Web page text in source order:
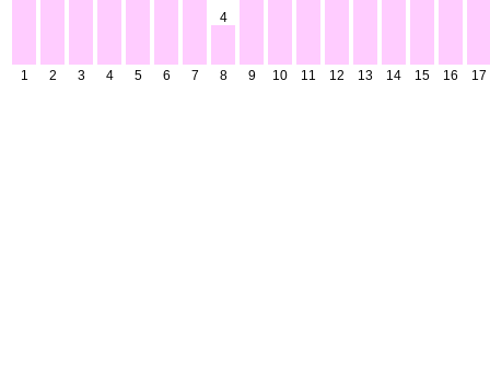
1 2 3 4 5 6 7
4
8 9 10 11 12 13 14 15 16 17